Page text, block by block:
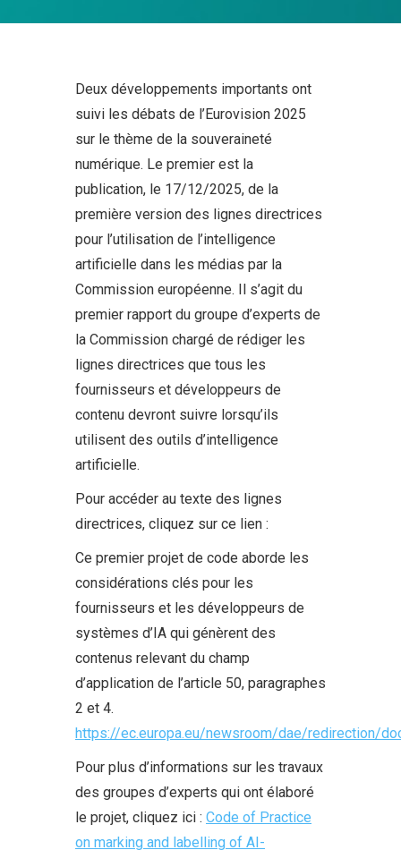
Deux développements importants ont
suivi les débats de l’Eurovision 2025
sur le thème de la souveraineté
numérique. Le premier est la
publication, le 17/12/2025, de la
première version des lignes directrices
pour l’utilisation de l’intelligence
artificielle dans les médias par la
Commission européenne. Il s’agit du
premier rapport du groupe d’experts de
la Commission chargé de rédiger les
lignes directrices que tous les
fournisseurs et développeurs de
contenu devront suivre lorsqu’ils
utilisent des outils d’intelligence
artificielle.
Pour accéder au texte des lignes
directrices, cliquez sur ce lien :
Ce premier projet de code aborde les
considérations clés pour les
fournisseurs et les développeurs de
systèmes d’IA qui génèrent des
contenus relevant du champ
d’application de l’article 50, paragraphes
2 et 4.
https://ec.europa.eu/newsroom/dae/redirection/
Pour plus d’informations sur les travaux
des groupes d’experts qui ont élaboré
le projet, cliquez ici : Code of Practice
on marking and labelling of AI-